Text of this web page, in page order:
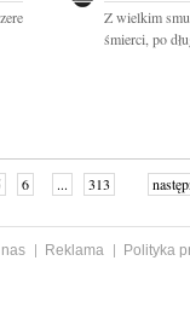
Z wielkim
śmierci, po
6 ... 313
Reklama
Polityka